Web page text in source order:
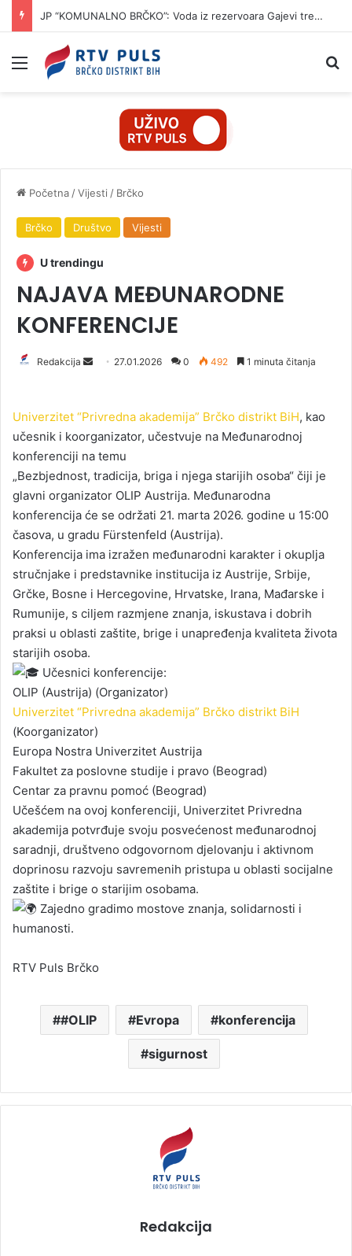
JP “KOMUNALNO BRČKO”: Voda iz rezervoara Gajevi trenutno nije za piće
Izbornik
Početna /Vijesti / Brčko
Brčko Društvo Vijesti
U trendingu
NAJAVA MEĐUNARODNE
KONFERENCIJE
Redakcija
d
a
n
e
m
a
i
l
27.01.2026 0 492 1 minuta čitanja
Univerzitet “Privredna akademija” Brčko distrikt BiH, kao
učesnik i koorganizator, učestvuje na Međunarodnoj
konferenciji na temu
„Bezbjednost, tradicija, briga i njega starijih osoba“ čiji je
glavni organizator OLIP Austrija. Međunarodna
konferencija će se održati 21. marta 2026. godine u 15:00
časova, u gradu Fürstenfeld (Austrija).
Konferencija ima izražen međunarodni karakter i okuplja
stručnjake i predstavnike institucija iz Austrije, Srbije,
Grčke, Bosne i Hercegovine, Hrvatske, Irana, Mađarske i
Rumunije, s ciljem razmjene znanja, iskustava i dobrih
praksi u oblasti zaštite, brige i unapređenja kvaliteta života
starijih osoba.
Učesnici konferencije:
OLIP (Austrija) (Organizator)
Univerzitet “Privredna akademija” Brčko distrikt BiH
(Koorganizator)
Europa Nostra Univerzitet Austrija
Fakultet za poslovne studije i pravo (Beograd)
Centar za pravnu pomoć (Beograd)
Učešćem na ovoj konferenciji, Univerzitet Privredna
akademija potvrđuje svoju posvećenost međunarodnoj
saradnji, društveno odgovornom djelovanju i aktivnom
doprinosu razvoju savremenih pristupa u oblasti socijalne
zaštite i brige o starijim osobama.
Zajedno gradimo mostove znanja, solidarnosti i
humanosti.
RTV Puls Brčko
#OLIP Evropa konferencija
sigurnost
Redakcija